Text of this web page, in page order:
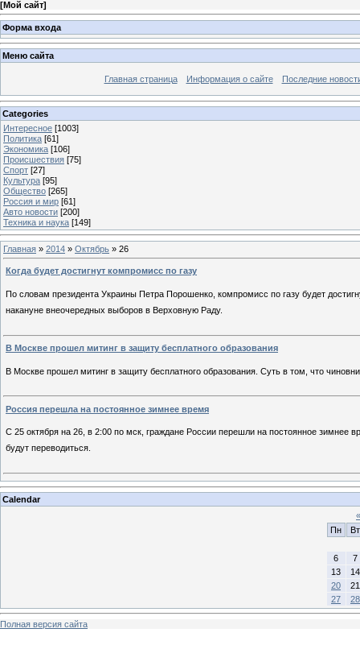
[Мой сайт]
Форма входа
Меню сайта
Главная страница Информация о сайте Последние
Categories
Интересное [1003]
Политика [61]
Экономика [106]
Происшествия [75]
Спорт [27]
Культура [95]
Общество [265]
Россия и мир [61]
Авто новости [200]
Техника и наука [149]
Главная » 2014 » Октябрь » 26
Когда будет достигнут компромисс по газу
По словам президента Украины Петра Порошенко, компромисс по газу будет
накануне внеочередных выборов в Верховную Раду.
В Москве прошел митинг в защиту бесплатного образования
В Москве прошел митинг в защиту бесплатного образования. Суть в том, что
Россия перешла на постоянное зимнее время
С 25 октября на 26, в 2:00 по мск, граждане России перешли на постоянное
будут переводиться.
Calendar
«
Пн
Вт
6
7
13
14
20
21
27
28
Полная версия сайта